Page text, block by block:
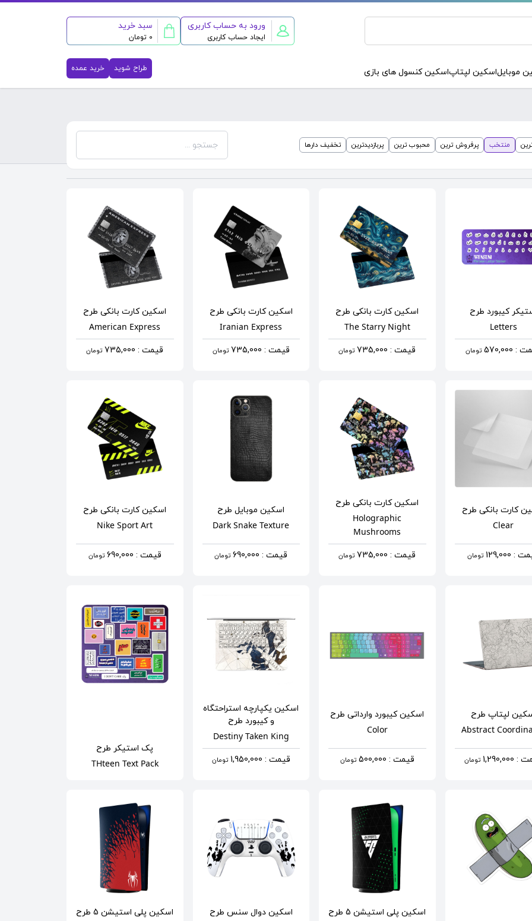
ورود به حساب کاربری
ایجاد حساب کاربری
سبد خرید
0 تومان
موبایلاسکین لپتاپاسکین کنسول های بازی طراح شوید خرید عمده
منتخب پرفروش ترین محبوب ترین پربازدیدترین تخفیف دارها
کیبورد طرح
Letters
570,000 تومان
اسکین کارت بانکیطرح
The Starry Night
قیمت : 735,000 تومان
اسکین کارت بانکی طرح
Iranian Express
قیمت : 735,000 تومان
اسکین کارت بانکیطرح
American Express
قیمت : 735,000 تومان
کارت بانکی طرح
Clear
: 129,000 تومان
اسکین کارت بانکیطرح
Holographic
Mushrooms
قیمت : 735,000 تومان
اسکین موبایلطرح
Dark Snake Texture
قیمت : 690,000 تومان
اسکین کارت بانکیطرح
Nike Sport Art
قیمت : 690,000 تومان
لپتاپ طرح
Abstract
تومان
اسکین کیبورد وارداتیطرح
Color
قیمت : 500,000 تومان
اسکین یکپارچه استراحتگاه
و کیبورد طرح
Destiny Taken King
قیمت : 1,950,000 تومان
پک استیکر طرح
THteen Text Pack
اسکین پلی استیشن 5
طرح
اسکین دوال سنس طرح
اسکین پلی استیشن 5
طرح